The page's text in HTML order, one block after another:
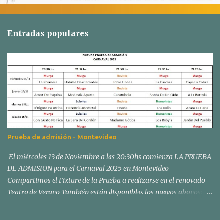
Entradas populares
Prueba de admisión - Montevideo
El miércoles 13 de Noviembre a las 20:30hs comienza LA PRUEBA
DE ADMISIÓN para el Carnaval 2025 en Montevideo
Compartimos el Fixture de la Prueba a realizarse en el renovado
Teatro de Verano También están disponibles los nuevos abonos: